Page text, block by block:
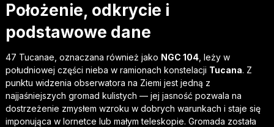
Położenie, odkrycie i
podstawowe dane
47 Tucanae, oznaczana również jako NGC 104, leży w
południowej części nieba w ramionach konstelacji Tucana. Z
punktu widzenia obserwatora na Ziemi jest jedną z
najjaśniejszych gromad kulistych — jej jasność pozwala na
dostrzeżenie zmysłem wzroku w dobrych warunkach i staje się
imponująca w lornetce lub małym teleskopie. Gromada została